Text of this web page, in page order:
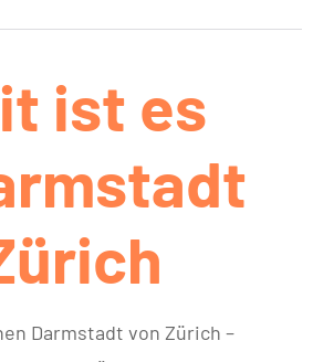
ist es
Darmstadt von Zürich –